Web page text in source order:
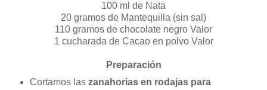
100 ml de Nata
20 gramos de Mantequilla (sin sal)
110 gramos de chocolate negro Valor
1 cucharada de Cacao en polvo Valor
Preparación
Cortamos las zanahorias en rodajas para